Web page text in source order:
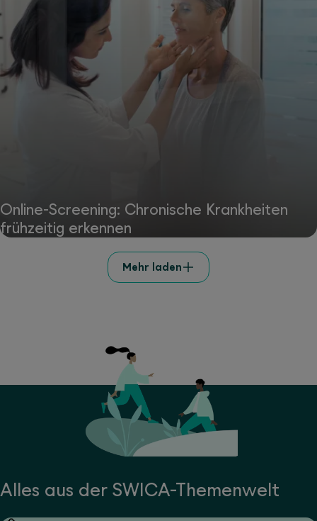
Online-Screening: Chronische Krankheiten
frühzeitig erkennen
Mehr laden
Alles aus der SWICA-Themenwelt